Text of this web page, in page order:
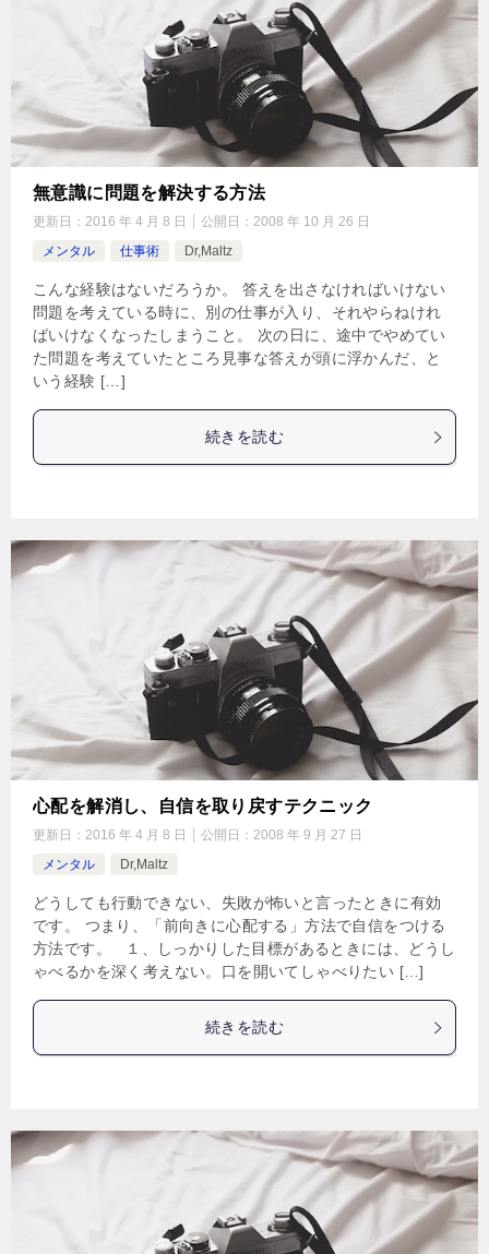
無意識に問題を解決する方法
更新日： 2016 年 4 月 8 日 公開日： 2008 年 10 月 26 日
メンタル
仕事術 Dr,Maltz
こんな経験はないだろうか。 答えを出さなければいけない
問題を考えている時に、別の仕事が入り、それやらねけれ
ばいけなくなったしまうこと。 次の日に、途中でやめてい
た問題を考えていたところ見事な答えが頭に浮かんだ、と
いう経験 […]
続きを読む
心配を解消し、自信を取り戻すテクニック
更新日： 2016 年 4 月 8 日 公開日： 2008 年 9 月 27 日
メンタル
Dr,Maltz
どうしても行動できない、失敗が怖いと言ったときに有効
です。 つまり、「前向きに心配する」方法で自信をつける
方法です。 １、しっかりした目標があるときには、どうし
ゃべるかを深く考えない。口を開いてしゃべりたい […]
続きを読む